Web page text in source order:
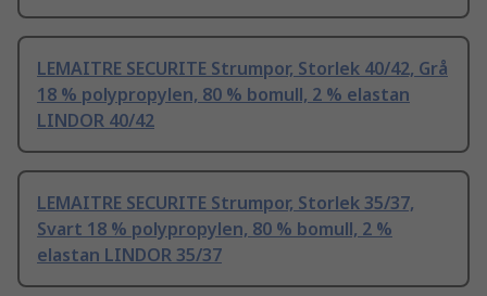
LEMAITRE SECURITE Strumpor, Storlek 40/42, Grå
18 % polypropylen, 80 % bomull, 2 % elastan
LINDOR 40/42
LEMAITRE SECURITE Strumpor, Storlek 35/37,
Svart 18 % polypropylen, 80 % bomull, 2 %
elastan LINDOR 35/37